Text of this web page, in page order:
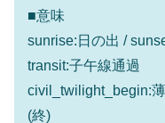
■意味
sunrise:日の出 /
transit:子午線通過
civil_twilight_begin:
(終)